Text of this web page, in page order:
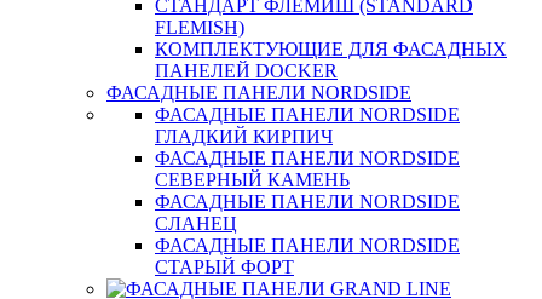
СТАНДАРТ ФЛЕМИШ (STANDARD
FLEMISH)
КОМПЛЕКТУЮЩИЕ ДЛЯ ФАСАДНЫХ
ПАНЕЛЕЙ DOCKER
ФАСАДНЫЕ ПАНЕЛИ NORDSIDE
ФАСАДНЫЕ ПАНЕЛИ NORDSIDE
ГЛАДКИЙ КИРПИЧ
ФАСАДНЫЕ ПАНЕЛИ NORDSIDE
СЕВЕРНЫЙ КАМЕНЬ
ФАСАДНЫЕ ПАНЕЛИ NORDSIDE
СЛАНЕЦ
ФАСАДНЫЕ ПАНЕЛИ NORDSIDE
СТАРЫЙ ФОРТ